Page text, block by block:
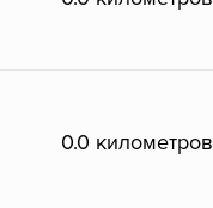
0.0 километров